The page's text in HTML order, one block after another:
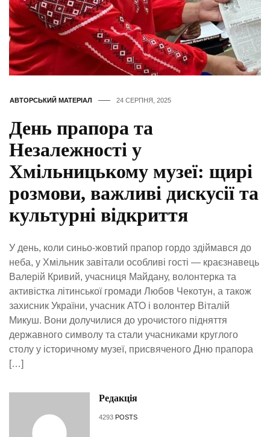
АВТОРСЬКИЙ МАТЕРІАЛ 24 СЕРПНЯ, 2025
День прапора та
Незалежності у
Хмільницькому музеї: щирі
розмови, важливі дискусії та
культурні відкриття
У день, коли синьо-жовтий прапор гордо здіймався до
неба, у Хмільник завітали особливі гості — краєзнавець
Валерій Кривий, учасниця Майдану, волонтерка та
активістка літинської громади Любов Чекотун, а також
захисник України, учасник АТО і волонтер Віталій
Микуш. Вони долучилися до урочистого підняття
державного символу та стали учасниками круглого
столу у історичному музеї, присвяченого Дню прапора
[…]
Редакція
4293 POSTS